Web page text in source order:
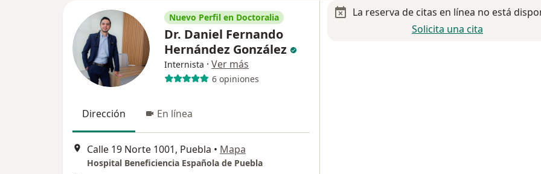
Nuevo Perfil en Doctoralia
Dr. Daniel Fernando
Hernández González
Internista · Ver más
6 opiniones
Dirección En línea
Calle 19 Norte 1001, Puebla • Mapa
Hospital Beneficiencia Española de Puebla
La reserva de citas en línea no está
Solicita una cita